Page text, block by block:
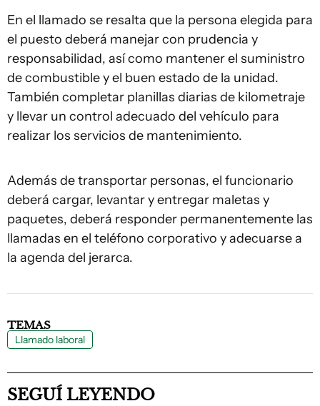
En el llamado se resalta que la persona elegida para
el puesto deberá manejar con prudencia y
responsabilidad, así como mantener el suministro
de combustible y el buen estado de la unidad.
También completar planillas diarias de kilometraje
y llevar un control adecuado del vehículo para
realizar los servicios de mantenimiento.
Además de transportar personas, el funcionario
deberá cargar, levantar y entregar maletas y
paquetes, deberá responder permanentemente las
llamadas en el teléfono corporativo y adecuarse a
la agenda del jerarca.
TEMAS
Llamado laboral
SEGUÍ LEYENDO